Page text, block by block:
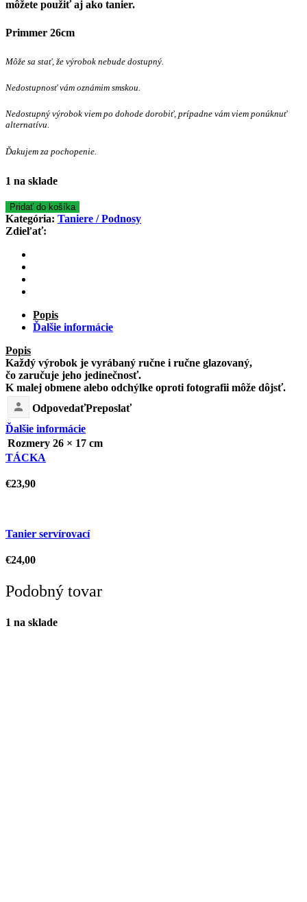
môžete použiť aj ako tanier.
Primmer 26cm
Môže sa stať, že výrobok nebude dostupný.
Nedostupnosť vám oznámim smskou.
Nedostupný výrobok viem po dohode dorobiť, prípadne vám viem ponúknuť
alternatívu.
Ďakujem za pochopenie.
1 na sklade
Pridať do košíka
Kategória: Taniere / Podnosy
Zdieľať:
Popis
Ďalšie informácie
Popis
Každý výrobok je vyrábaný ručne i ručne glazovaný,
čo zaručuje jeho jedinečnosť.
K malej obmene alebo odchýlke oproti fotografii môže dôjsť.
OdpovedaťPreposlať
Ďalšie informácie
Rozmery 26 × 17 cm
TÁCKA
€23,90
Tanier servírovací
€24,00
Podobný tovar
1 na sklade